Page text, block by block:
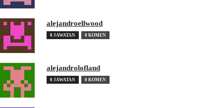
alejandroellwood
0 JAWATAN 0 KOMEN
alejandrolofland
0 JAWATAN 0 KOMEN